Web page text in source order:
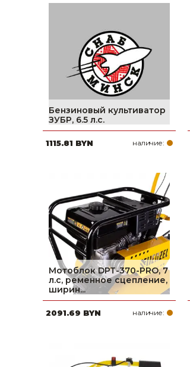
Бензиновый культиватор
ЗУБР, 6.5 л.с.
1115.81 BYN наличие:
Мотоблок DPT-370-PRO, 7
л.с, ременное сцепление,
ширин...
2091.69 BYN наличие: